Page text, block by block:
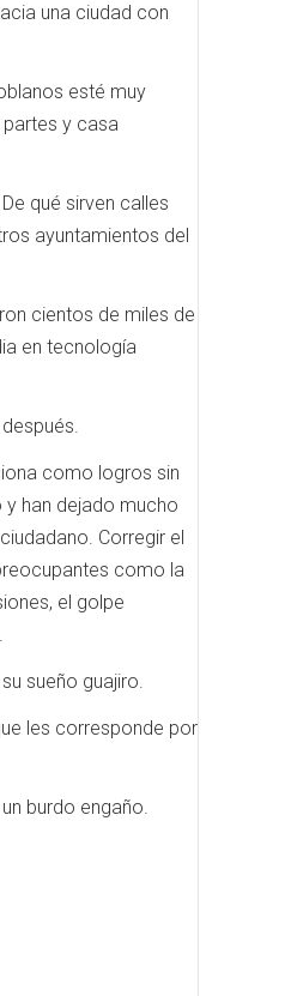
una ciudad con
esté muy
y casa
qué sirven calles
ayuntamientos del
cientos de miles de
en tecnología
como logros sin
han dejado mucho
Corregir el
como la
el golpe
sueño guajiro.
les corresponde por
burdo engaño.